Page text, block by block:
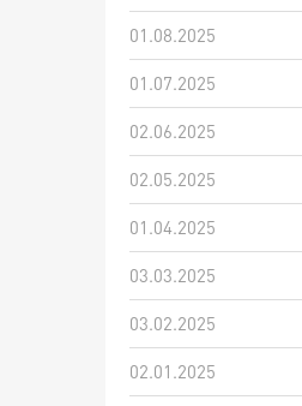
01.08.2025
01.07.2025
02.06.2025
02.05.2025
01.04.2025
03.03.2025
03.02.2025
02.01.2025